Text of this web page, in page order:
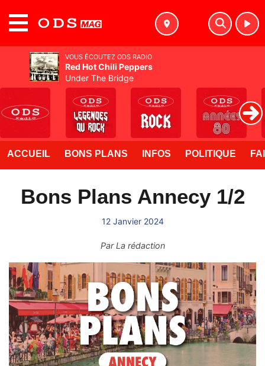
ACCUEIL BONS PLANS INFOS POLITIQUE
Bons Plans Annecy 1/2
12 Janvier 2024
ParLa rédaction
VOUS ÉCOUTEZ ODS RADIO
Red Hot Chili Peppers
Under The Bridge